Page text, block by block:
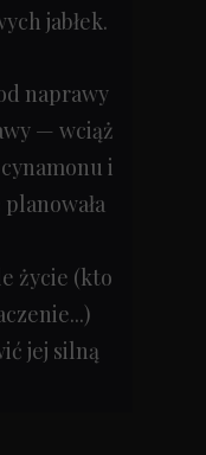
jabłek.
naprawy
— wciąż
cynamonu i
życie (kto
jej silną